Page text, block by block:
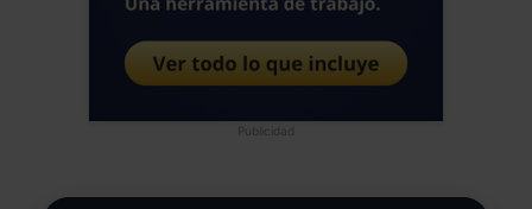
Publicidad